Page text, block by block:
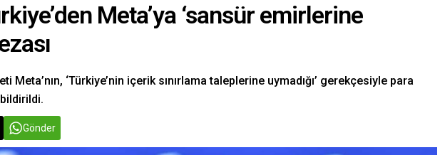
Meta’ya ‘sansür emirlerine
Meta’nın, ‘Türkiye’nin içerik sınırlama taleplerine uymadığı’ gerekçesiyle para
bildirildi.
Gönder